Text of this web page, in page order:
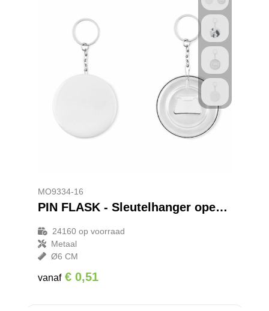
MO9334-16
PIN FLASK - Sleutelhanger opener
24160op voorraad
Metaal
Ø6 CM
vanaf € 0,51